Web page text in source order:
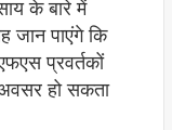
के बारे में
जान पाएंगे कि
प्रवर्तकों
हो सकता